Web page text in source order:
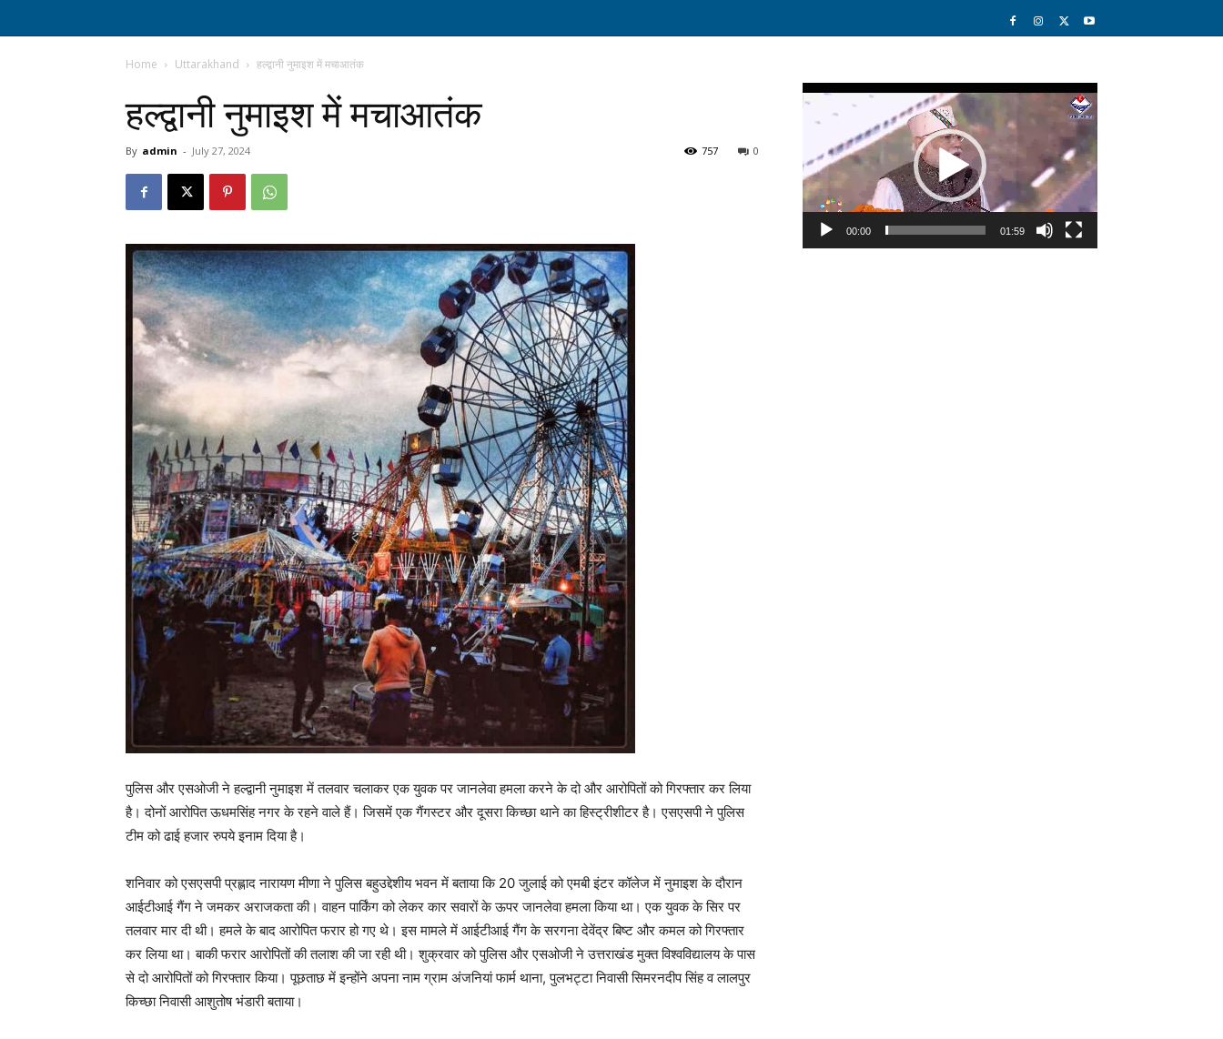
Home Uttarakhand हल्द्वानी नुमाइश में मचाआतंक
हल्द्वानी नुमाइश में मचाआतंक
By admin - July 27, 2024 0
757
पुलिस और एसओजी ने हल्द्वानी नुमाइश में तलवार चलाकर एक युवक पर जानलेवा हमला करने के दो और आरोपितों को गिरफ्तार कर लिया
है। दोनों आरोपित ऊधमसिंह नगर के रहने वाले हैं। जिसमें एक गैंगस्टर और दूसरा किच्छा थाने का हिस्ट्रीशीटर है। एसएसपी ने पुलिस
टीम को ढाई हजार रुपये इनाम दिया है।
शनिवार को एसएसपी प्रह्लाद नारायण मीणा ने पुलिस बहुउद्देशीय भवन में बताया कि 20 जुलाई को एमबी इंटर कॉलेज में नुमाइश के दौरान
आईटीआई गैंग ने जमकर अराजकता की। वाहन पार्किंग को लेकर कार सवारों के ऊपर जानलेवा हमला किया था। एक युवक के सिर पर
तलवार मार दी थी। हमले के बाद आरोपित फरार हो गए थे। इस मामले में आईटीआई गैंग के सरगना देवेंद्र बिष्ट और कमल को गिरफ्तार
कर लिया था। बाकी फरार आरोपितों की तलाश की जा रही थी। शुक्रवार को पुलिस और एसओजी ने उत्तराखंड मुक्त विश्वविद्यालय के पास
से दो आरोपितों को गिरफ्तार किया। पूछताछ में इन्होंने अपना नाम ग्राम अंजनियां फार्म थाना, पुलभट्टा निवासी सिमरनदीप सिंह व लालपुर
किच्छा निवासी आशुतोष भंडारी बताया।
Video
Player
00:00 01:59